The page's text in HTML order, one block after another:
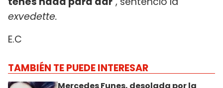
exvedette.
E.C
TAMBIÉN TE PUEDE INTERESAR
Mercedes Funes, desolada por la